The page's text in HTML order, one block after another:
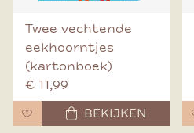
Twee vechtende
eekhoorntjes
(kartonboek)
€ 11,99
BEKIJKEN